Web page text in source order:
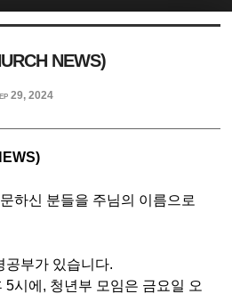
NEWS)
29, 2024
하신 분들을 주님의 이름으로
공부가 있습니다.
5시에, 청년부 모임은 금요일 오
케치북5
케치북5